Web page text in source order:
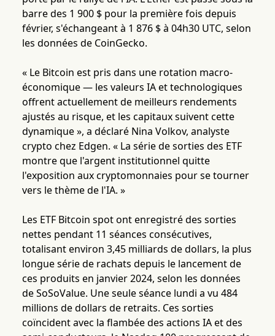
barre des 1 900 $ pour la première fois depuis
février, s'échangeant à 1 876 $ à 04h30 UTC, selon
les données de CoinGecko.
« Le Bitcoin est pris dans une rotation macro-
économique — les valeurs IA et technologiques
offrent actuellement de meilleurs rendements
ajustés au risque, et les capitaux suivent cette
dynamique », a déclaré Nina Volkov, analyste
crypto chez Edgen. « La série de sorties des ETF
montre que l'argent institutionnel quitte
l'exposition aux cryptomonnaies pour se tourner
vers le thème de l'IA. »
Les ETF Bitcoin spot ont enregistré des sorties
nettes pendant 11 séances consécutives,
totalisant environ 3,45 milliards de dollars, la plus
longue série de rachats depuis le lancement de
ces produits en janvier 2024, selon les données
de SoSoValue. Une seule séance lundi a vu 484
millions de dollars de retraits. Ces sorties
coïncident avec la flambée des actions IA et des